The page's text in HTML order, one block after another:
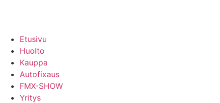
Etusivu
Huolto
Kauppa
Autofixaus
FMX-SHOW
Yritys